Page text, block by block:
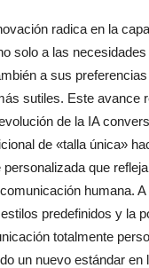
radica en la
solo a las
a sus
sutiles. Este avance
de la IA
de «talla única»
que
humana.
predefinidos y la
totalmente
un nuevo estándar en